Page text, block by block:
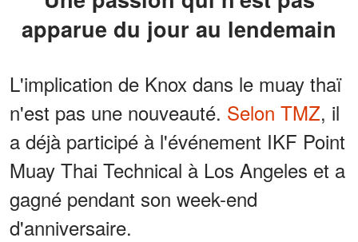
apparue du jour au lendemain
L'implication de Knox dans le muay thaï
n'est pas une nouveauté. Selon TMZ, il
a déjà participé à l'événement IKF Point
Muay Thai Technical à Los Angeles et a
gagné pendant son week-end
d'anniversaire.